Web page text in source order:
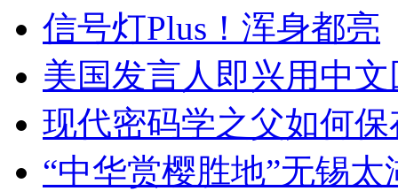
信号灯Plus！浑身都亮
美国发言人即兴用中
现代密码学之父如何
“中华赏樱胜地”无锡